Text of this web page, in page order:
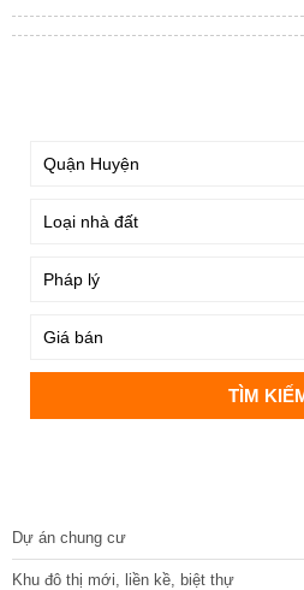
Dự án chung cư
Khu đô thị mới, liền kề, biệt thự